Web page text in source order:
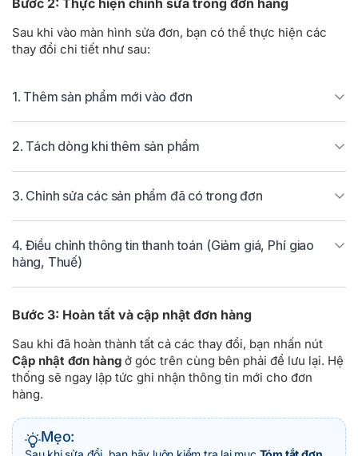
Bước 2: Thực hiện chỉnh sửa trong đơn hàng
Sau khi vào màn hình sửa đơn, bạn có thể thực hiện các
thay đổi chi tiết như sau:
1. Thêm sản phẩm mới vào đơn
2. Tách dòng khi thêm sản phẩm
3. Chỉnh sửa các sản phẩm đã có trong đơn
4. Điều chỉnh thông tin thanh toán (Giảm giá, Phí giao
hàng, Thuế)
Bước 3: Hoàn tất và cập nhật đơn hàng
Sau khi đã hoàn thành tất cả các thay đổi, bạn nhấn nút
Cập nhật đơn hàng ở góc trên cùng bên phải để lưu lại. Hệ
thống sẽ ngay lập tức ghi nhận thông tin mới cho đơn
hàng.
Mẹo: